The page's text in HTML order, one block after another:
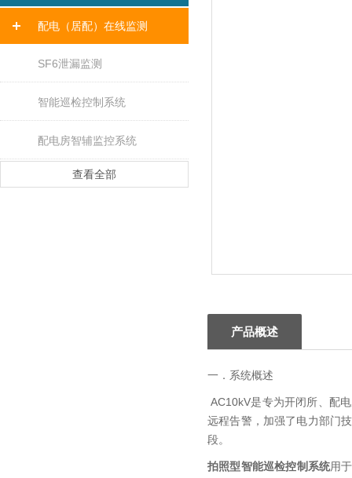
配电（居配）在线监测
SF6泄漏监测
智能巡检控制系统
配电房智辅监控系统
查看全部
产品概述
一．系统概述
AC10kV是专为开闭所、配
远程告警，加强了电力部门
段。
拍照型智能巡检控制系统用